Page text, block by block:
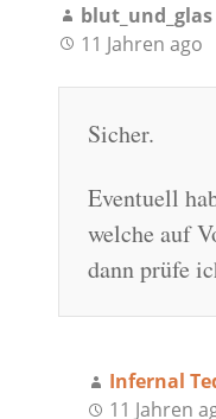
blut_und_glas
11 Jahren ago
Sicher.
Eventuell
welche auf
dann prüfe
Infernal
11 Jahren